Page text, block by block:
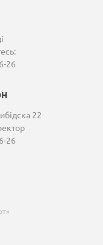
26
22
26